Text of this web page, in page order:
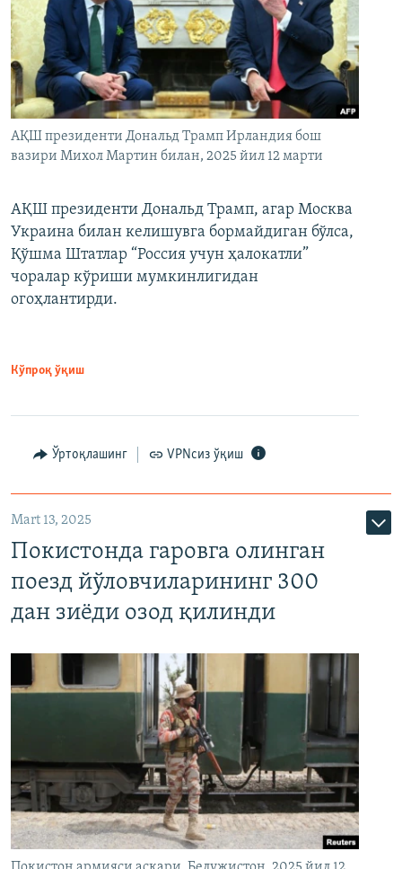
АҚШ президенти Дональд Трамп Ирландия бош
вазири Михол Мартин билан, 2025 йил 12 марти
АҚШ президенти Дональд Трамп, агар Москва
Украина билан келишувга бормайдиган бўлса,
Қўшма Штатлар “Россия учун ҳалокатли”
чоралар кўриши мумкинлигидан
огоҳлантирди.
Кўпроқ ўқиш
Ўртоқлашинг VPNсиз ўқиш
Mart 13, 2025
Покистонда гаровга олинган
поезд йўловчиларининг 300
дан зиёди озод қилинди